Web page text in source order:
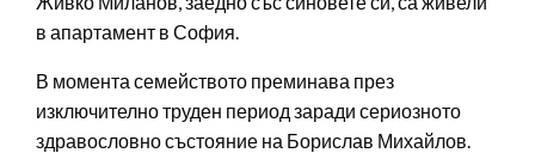
в апартамент в София.
В момента семейството преминава през
изключително труден период заради сериозното
здравословно състояние на Борислав Михайлов.